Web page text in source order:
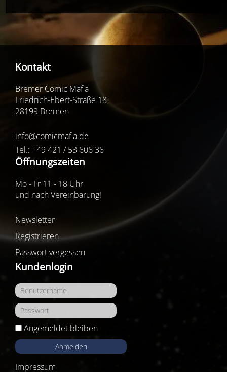
Kontakt
Bremer Comic Mafia
Friedrich-Ebert-Straße 18
28199 Bremen
info@comicmafia.de
Tel.: +49 421 / 53 606 36
Öffnungszeiten
Mo - Fr 11 - 18 Uhr
und nach Vereinbarung!
Newsletter
Registrieren
Passwort vergessen
Kundenlogin
Angemeldet bleiben
Anmelden
Impressum